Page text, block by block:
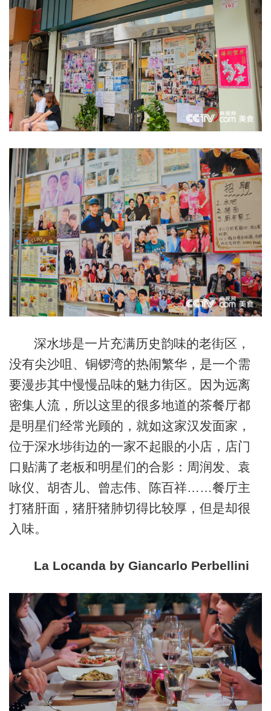
深水埗是一片充满历史韵味的老街区，
没有尖沙咀、铜锣湾的热闹繁华，是一个需
要漫步其中慢慢品味的魅力街区。因为远离
密集人流，所以这里的很多地道的茶餐厅都
是明星们经常光顾的，就如这家汉发面家，
位于深水埗街边的一家不起眼的小店，店门
口贴满了老板和明星们的合影：周润发、袁
咏仪、胡杏儿、曾志伟、陈百祥……餐厅主
打猪肝面，猪肝猪肺切得比较厚，但是却很
入味。
La Locanda by Giancarlo Perbellini